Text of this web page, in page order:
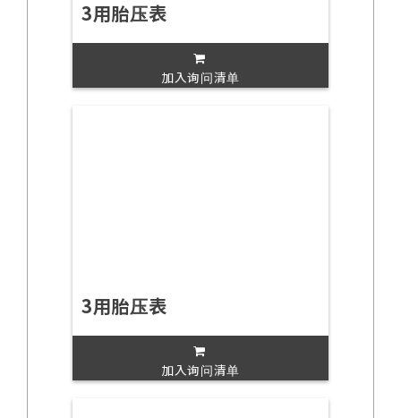
3用胎压表
加入询问清单
3用胎压表
加入询问清单